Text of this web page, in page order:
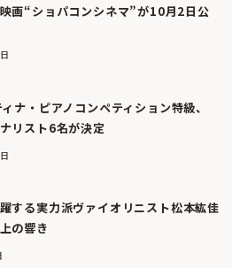
画“ショパコンシネマ”が10月2日公
ナ・ピアノコンペティション特級、
リスト6名が決定
する実力派ヴァイオリニスト松本紘佳
の響き